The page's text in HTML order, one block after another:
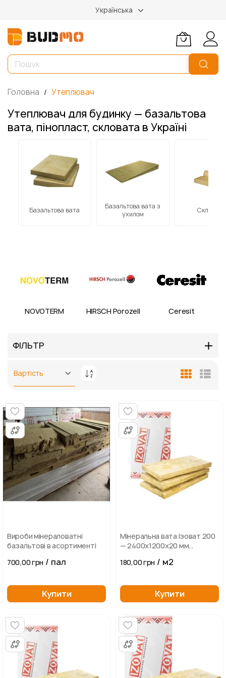
Українська
Головна Утеплювач
Утеплювач для будинку — базальтова
вата, пінопласт, скловата в Україні
Базальтова вата
Базальтова вата з
ухилом
Скловата
NOVOTERM HIRSCH Porozell Ceresit
ФІЛЬТР
Сортувати
збільшення
Вироби мінераловатні
базальтові в асортименті
700,00 грн / пал
Купити
Мінеральна вата Ізоват 200
— 2400х1200х20 мм
плити теплоізоляційні
180,00 грн / м2
Купити